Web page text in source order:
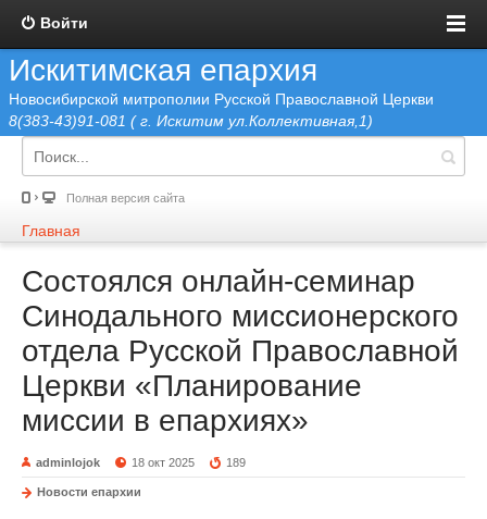
Войти
Искитимская епархия
Новосибирской митрополии Русской Православной Церкви
8(383-43)91-081 ( г. Искитим ул.Коллективная,1)
Полная версия сайта
Главная
Состоялся онлайн-семинар
Синодального миссионерского
отдела Русской Православной
Церкви «Планирование
миссии в епархиях»
adminlojok 18 окт 2025 189
Новости епархии